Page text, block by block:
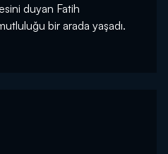
duyan Fatih
bir arada yaşadı.